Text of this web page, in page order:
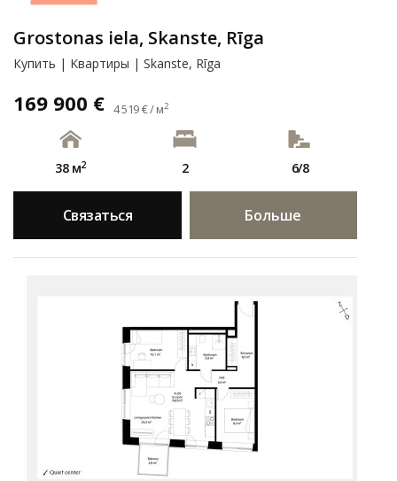
Grostonas iela, Skanste, Rīga
Купить | Kвартиры | Skanste, Rīga
169 900 € 4 519 € / м2
38 м2 2 6/8
Связаться Больше